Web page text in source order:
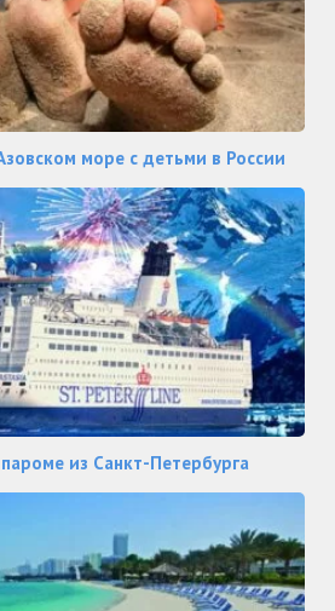
море с детьми в России
из Санкт-Петербурга